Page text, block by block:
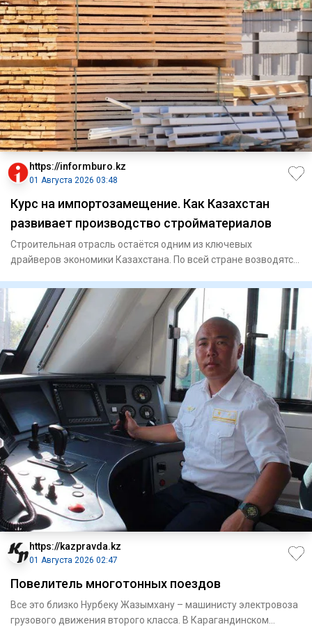
https://informburo.kz
01 Августа 2026 03:48
Курс на импортозамещение. Как Казахстан
развивает производство стройматериалов
Строительная отрасль остаётся одним из ключевых
драйверов экономики Казахстана. По всей стране возводятся
https://kazpravda.kz
01 Августа 2026 02:47
Повелитель многотонных поездов
Все это близко Нурбеку Жазымхану – машинисту электровоза
грузового движения второго класса. В Карагандинском